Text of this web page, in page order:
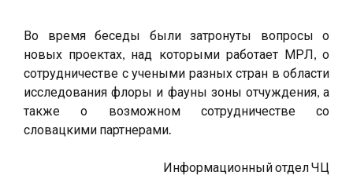
Во время беседы были затронуты вопросы о
новых проектах, над которыми работает МРЛ, о
сотрудничестве с учеными разных стран в области
исследования флоры и фауны зоны отчуждения, а
также о возможном сотрудничестве со
словацкими партнерами.
Информационный отдел ЧЦ